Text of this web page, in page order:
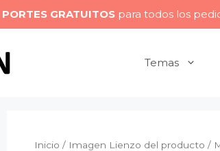
PORTES GRATUITOSpara todos los
Temas
Inicio / Imagen Lienzo del producto /